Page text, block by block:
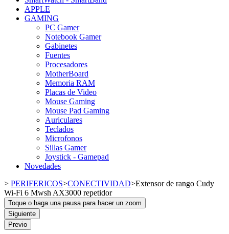
APPLE
GAMING
PC Gamer
Notebook Gamer
Gabinetes
Fuentes
Procesadores
MotherBoard
Memoria RAM
Placas de Video
Mouse Gaming
Mouse Pad Gaming
Auriculares
Teclados
Microfonos
Sillas Gamer
Joystick - Gamepad
Novedades
> PERIFERICOS>CONECTIVIDAD>Extensor de rango Cudy
Wi-Fi 6 Mwsh AX3000 repetidor
Toque o haga una pausa para hacer un zoom
Siguiente
Previo